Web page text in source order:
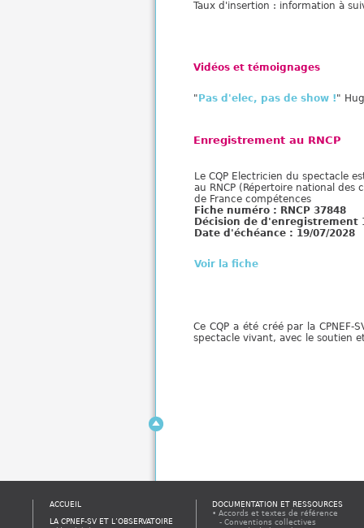
Taux d'insertion : information à
Vidéos et témoignages
"Pas d'elec, pas de show !"
Enregistrement au RNCP
Le CQP Electricien du spectacle
au RNCP (Répertoire national des
de France compétences
Fiche numéro : RNCP 37848
Décision de d'enregistrement
Date d'échéance : 19/07/2028
Voir la fiche
Ce CQP a été créé par la
spectacle vivant, avec le soutien
ACCUEIL
LA CPNEF-SV ET L’OBSERVATOIRE
DOCUMENTATION ET RESSOURCES
Accords et textes de référence
Conventions collectives